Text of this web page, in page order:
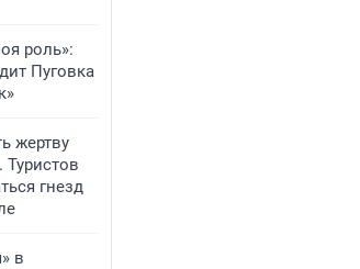
роль»:
Пуговка
жертву
Туристов
гнезд
в